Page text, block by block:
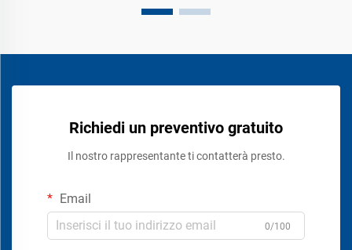
Richiedi un preventivo gratuito
Il nostro rappresentante ti contatterà presto.
Email
0/100